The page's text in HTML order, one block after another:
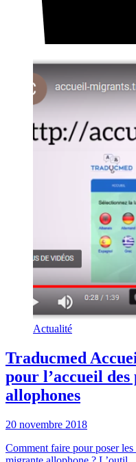
Actualité
Traducmed
pour l’accueil des
allophones
20 novembre 2018
Comment faire pour poser